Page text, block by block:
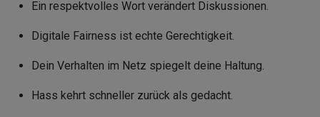
Ein respektvolles Wort verändert Diskussionen.
Digitale Fairness ist echte Gerechtigkeit.
Dein Verhalten im Netz spiegelt deine Haltung.
Hass kehrt schneller zurück als gedacht.